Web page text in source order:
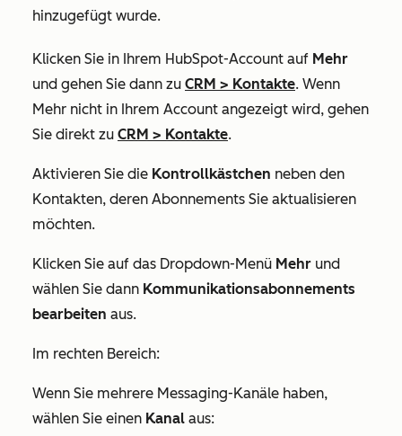
hinzugefügt wurde.
Klicken Sie in Ihrem HubSpot-Account auf Mehr
und gehen Sie dann zu CRM > Kontakte. Wenn
Mehr nicht in Ihrem Account angezeigt wird, gehen
Sie direkt zu CRM > Kontakte.
Aktivieren Sie die Kontrollkästchen neben den
Kontakten, deren Abonnements Sie aktualisieren
möchten.
Klicken Sie auf das Dropdown-Menü Mehr und
wählen Sie dann Kommunikationsabonnements
bearbeiten aus.
Im rechten Bereich:
Wenn Sie mehrere Messaging-Kanäle haben,
wählen Sie einen Kanal aus: